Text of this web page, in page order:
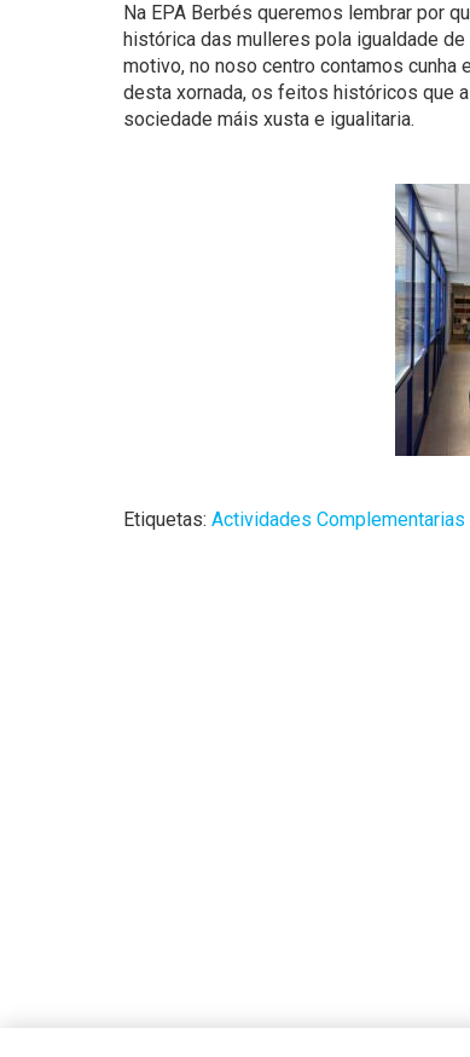
Na EPA Berbés queremos lembrar por
histórica das mulleres pola igualdade
motivo, no noso centro contamos cunha
desta xornada, os feitos históricos que
sociedade máis xusta e igualitaria.
Etiquetas: Actividades Complementarias